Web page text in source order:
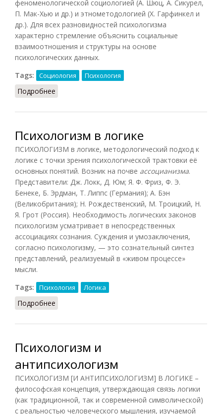
феноменологической социологией (А. Шюц, А. Сикурел,
П. Мак-Хью и др.) и этнометодологией (X. Гарфинкел и
др.). Для всех разновидностей психологизма
характерно стремление объяснить социальные
взаимоотношения и структуры на основе
психологических данных.
Tags:
Социология Психология
Подробнее
Психологизм в логике
ПСИХОЛОГИЗМ в логике, методологический подход к
логике с точки зрения психологической трактовки её
основных понятий. Возник на почве ассоцианизма.
Представители: Дж. Локк, Д. Юм; Я. Ф. Фриз, Ф. Э.
Бенеке, Б. Эрдман, Т. Липпс (Германия); А. Бэн
(Великобритания); Н. Рождественский, М. Троицкий, Н.
Я. Грот (Россия). Необходимость логических законов
психологизм усматривает в непосредственных
ассоциациях сознания. Суждения и умозаключения,
согласно психологизму, — это сознательный синтез
представлений, реализуемый в «живом процессе»
мысли.
Tags:
Психология Логика
Подробнее
Психологизм и
антипсихологизм
ПСИХОЛОГИЗМ [И АНТИПСИХОЛОГИЗМ] В ЛОГИКЕ –
философская концепция, утверждающая связь логики
(как традиционной, так и современной символической)
с реальностью человеческого мышления, изучаемой